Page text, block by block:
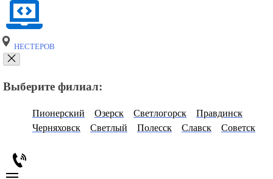
НЕСТЕРОВ
Выберите филиал:
Пионерский Озерск Светлогорск
Правдинск
Черняховск
Светлый Полесск Славск Советск